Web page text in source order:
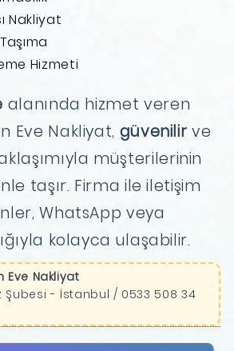
Nakliyat
Hizmeti
alanında hizmet veren
Eve Nakliyat, güvenilir ve
müşterilerinin
taşır. Firma ile iletişim
WhatsApp veya
kolayca ulaşabilir.
Eve Nakliyat
Şubesi - İstanbul / 0533 508 34